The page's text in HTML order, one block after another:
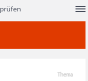
Thema